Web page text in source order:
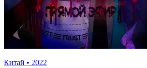
Китай • 2022